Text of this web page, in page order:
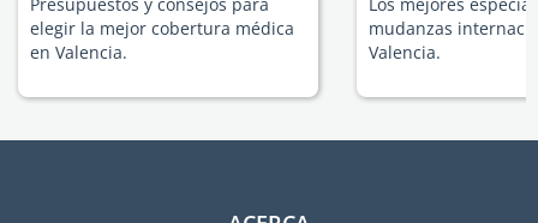
Presupuestos y consejos para
elegir la mejor cobertura médica
en Valencia.
Los mejores
mudanzas
Valencia.